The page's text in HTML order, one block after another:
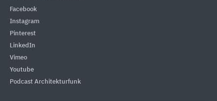
Facebook
Instagram
Pinterest
LinkedIn
Vimeo
Youtube
Podcast Architekturfunk